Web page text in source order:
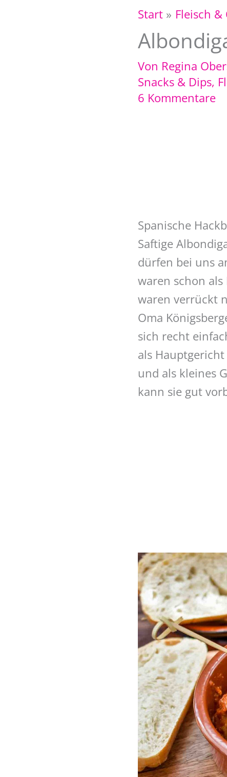
Start Fleisch &
Von Regina
Snacks & Dips,
6 Kommentare
Spanische
Saftige
dürfen bei uns
waren schon
waren verrückt
Oma
sich recht
als
und als kleines
kann sie gut